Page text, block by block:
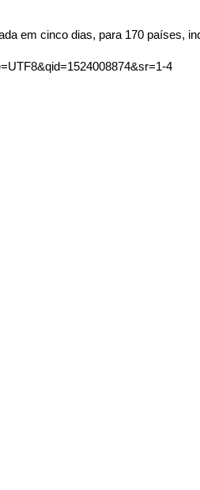
em cinco dias, para 170 países,
4